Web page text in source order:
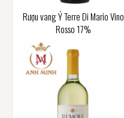
Rượu vang Ý Terre Di Mario Vino
Rosso 17%